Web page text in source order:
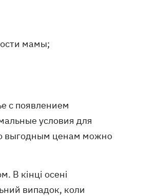
мамы;
с появлением
условия для
выгодным ценам можно
В кінці осені
випадок, коли